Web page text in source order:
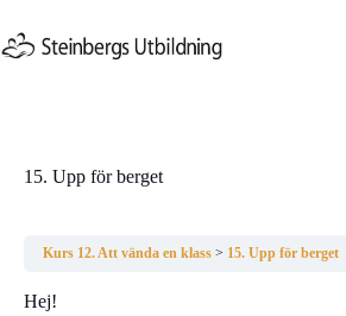
till
innehåll
15. Upp för berget
Kurs 12. Att vända en klass 15. Upp för berget
Hej!